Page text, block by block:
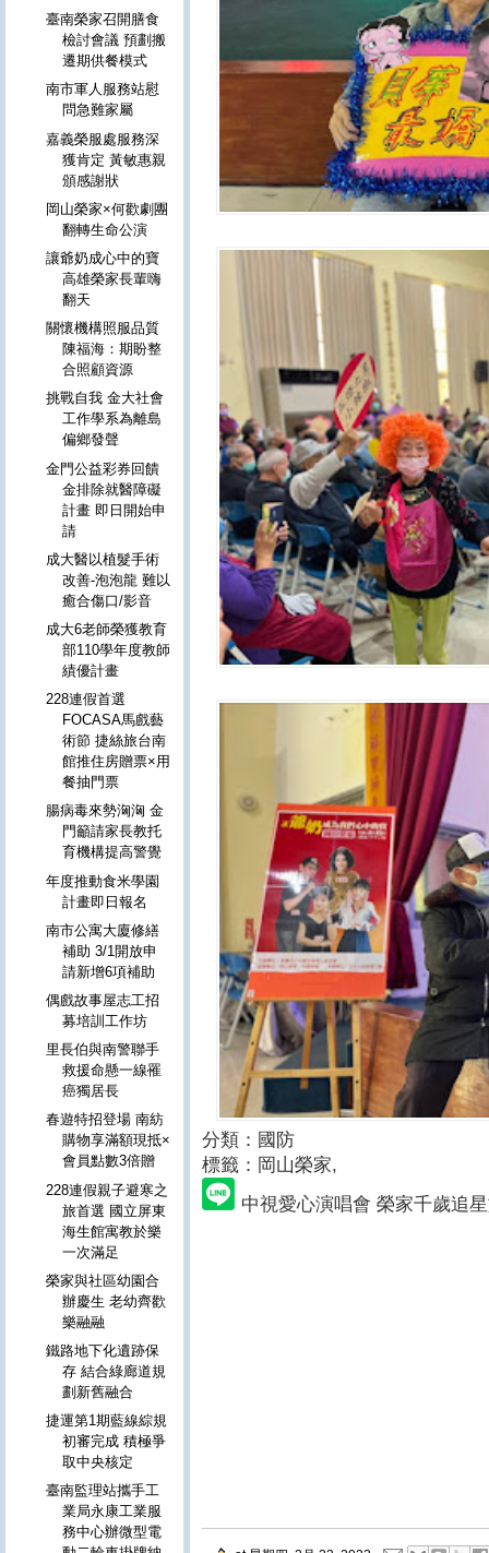
分類：國防
標籤：岡山榮家,
中視愛心演唱會 榮家千歲追
臺南榮家召開膳食
檢討會議 預劃搬
遷期供餐模式
南市軍人服務站慰
問急難家屬
嘉義榮服處服務深
獲肯定 黃敏惠親
頒感謝狀
岡山榮家×何歡劇團
翻轉生命公演
讓爺奶成心中的寶
高雄榮家長輩嗨
翻天
關懷機構照服品質
陳福海：期盼整
合照顧資源
挑戰自我 金大社會
工作學系為離島
偏鄉發聲
金門公益彩券回饋
金排除就醫障礙
計畫 即日開始申
請
成大醫以植髮手術
改善-泡泡龍 難以
癒合傷口/影音
成大6老師榮獲教育
部110學年度教師
績優計畫
228連假首選
FOCASA馬戲藝
術節 捷絲旅台南
館推住房贈票×用
餐抽門票
腸病毒來勢洶洶 金
門籲請家長教托
育機構提高警覺
年度推動食米學園
計畫即日報名
南市公寓大廈修繕
補助 3/1開放申
請新增6項補助
偶戲故事屋志工招
募培訓工作坊
里長伯與南警聯手
救援命懸一線罹
癌獨居長
春遊特招登場 南紡
購物享滿額現抵×
會員點數3倍贈
228連假親子避寒之
旅首選 國立屏東
海生館寓教於樂
一次滿足
榮家與社區幼園合
辦慶生 老幼齊歡
樂融融
鐵路地下化遺跡保
存 結合綠廊道規
劃新舊融合
捷運第1期藍線綜規
初審完成 積極爭
取中央核定
臺南監理站攜手工
業局永康工業服
務中心辦微型電